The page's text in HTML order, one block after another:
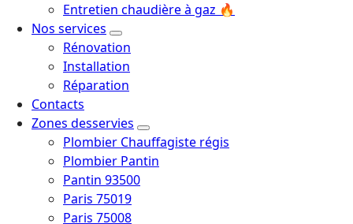
Entretien chaudière à gaz 🔥
Nos services
Rénovation
Installation
Réparation
Contacts
Zones desservies
Plombier Chauffagiste régis
Plombier Pantin
Pantin 93500
Paris 75019
Paris 75008